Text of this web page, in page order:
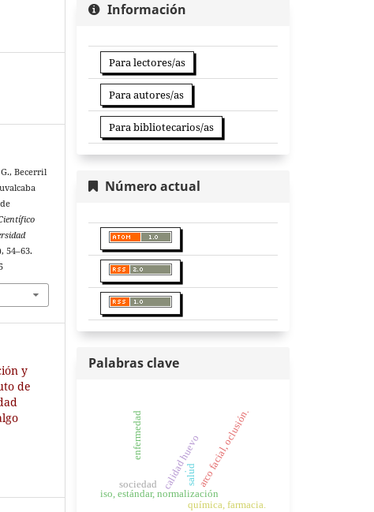
Becerril
54–63.
y
de
Información
Para lectores/as
Para autores/as
Para bibliotecarios/as
Número actual
Palabras clave
iso, estándar, normalización
salud
enfermedad
sociedad arco facial, oclusión.
química, farmacia.
.
calidad huevo